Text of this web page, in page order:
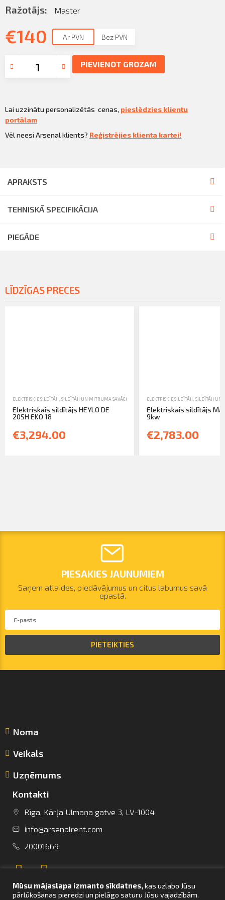
KLIENTU PORTĀLS
KĻŪT PAR KLIENTU
info@arsenalrent.com
+37120001669
Lietuva Latvija Igaunija
Ražotājs: Master
€140 Ar PVN Bez PVN
PIEVIENOT GROZAM
Lai uzzinātu personalizētās cenas, pieslēdzies klientu
portālam
Vēl neesi Arsenal klients? Reģistrējies klienta kartei!
APRAKSTS
TEHNISKĀ SPECIFIKĀCIJA
PIEGĀDE
LĪDZĪGAS PRECES
ELEKTRISKIE SILDĪTĀJI SILDĪTĀJI UN MITRUMA SAVĀCĒJI TIRDZNIECĪBA
Elektriskais sildītājs HEYLO DE
20SH EKO 18
€3,294.00
ELEKTRISKIE SILDĪTĀJI SILDĪTĀJI UN
Elektriskais sildītājs
9kw
€2,783.00
PIESAKIES JAUNUMIEM
Saņem atlaides, piedāvājumus un citus labumus savā
epastā.
PIETEIKTIES
Noma
Veikals
Uzņēmums
Kontakti
Rīga, Kārļa Ulmaņa gatve 3, LV-1004
info@arsenalrent.com
20001669
Mūsu mājaslapa izmanto sīkdatnes,kas uzlabo Jūsu
pārlūkošanas pieredzi un pielāgo saturu Jūsu vajadzībām.